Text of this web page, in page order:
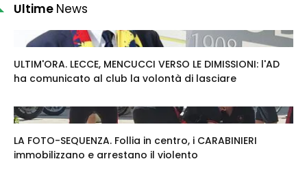
Ultime News
ULTIM'ORA. LECCE, MENCUCCI VERSO LE DIMISSIONI: l'AD
ha comunicato al club la volontà di lasciare
LA FOTO-SEQUENZA. Follia in centro, i CARABINIERI
immobilizzano e arrestano il violento